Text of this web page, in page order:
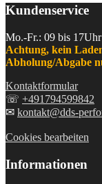
Kundenservice
Mo.-Fr.: 09 bis 17Uhr
Achtung, kein
Abholung/Abgabe
Kontaktformular
☏ +491794599842
✉ kontakt@dds-
Cookies bearbeiten
Informationen